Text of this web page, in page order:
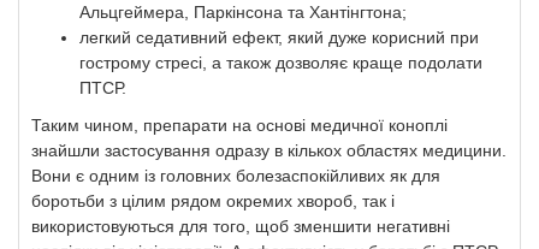
Альцгеймера, Паркінсона та Хантінгтона;
легкий седативний ефект, який дуже корисний при
гострому стресі, а також дозволяє краще подолати
ПТСР.
Таким чином, препарати на основі медичної коноплі
знайшли застосування одразу в кількох областях медицини.
Вони є одним із головних болезаспокійливих як для
боротьби з цілим рядом окремих хвороб, так і
використовуються для того, щоб зменшити негативні